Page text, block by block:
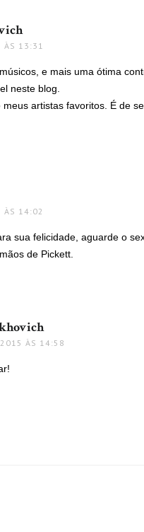
disse:
ÀS 13:31
e mais uma ótima
neste blog.
meus artistas favoritos. É de
ÀS 14:02
sua felicidade, aguarde o
de Pickett.
disse:
2015 ÀS 14:58